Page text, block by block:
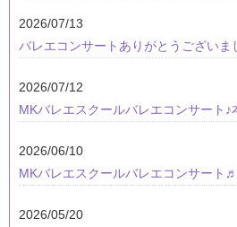
2026/07/13
バレエコンサートありがとうございま
2026/07/12
MKバレエスクールバレエコンサート
2026/06/10
MKバレエスクールバレエコンサート♬
2026/05/20